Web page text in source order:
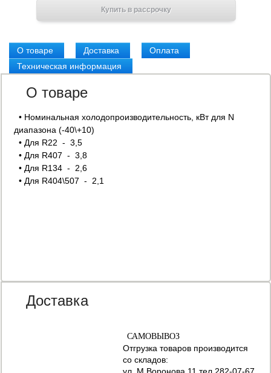
Купить в рассрочку
О товаре Доставка
Оплата
Техническая информация
О товаре
• Номинальная холодопроизводительность, кВт для N
диапазона (-40\+10)
• Для R22 - 3,5
• Для R407 - 3,8
• Для R134 - 2,6
• Для R404\507 - 2,1
Доставка
САМОВЫВОЗ
Отгрузка товаров производится
со складов: